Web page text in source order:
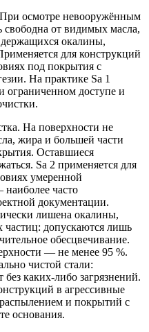
осмотре невооружённым
свободна от видимых масла,
держащихся окалины,
для конструкций
под покрытия с
На практике Sa 1
ограниченном доступе и
На поверхности не
жира и большей части
Оставшиеся
Sa 2 применяется для
умеренной
часто
документации.
лишена окалины,
допускаются лишь
обесцвечивание.
— не менее 95 %.
чистой стали:
каких-либо загрязнений.
в агрессивные
и покрытий с
основания.